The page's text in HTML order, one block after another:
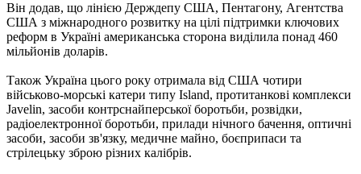
Він додав, що лінією Держдепу США, Пентагону, Агентства
США з міжнародного розвитку на цілі підтримки ключових
реформ в Україні американська сторона виділила понад 460
мільйонів доларів.
Також Україна цього року отримала від США чотири
військово-морські катери типу Island, протитанкові комплекси
Javelin, засоби контрснайперської боротьби, розвідки,
радіоелектронної боротьби, прилади нічного бачення, оптичні
засоби, засоби зв'язку, медичне майно, боєприпаси та
стрілецьку зброю різних калібрів.